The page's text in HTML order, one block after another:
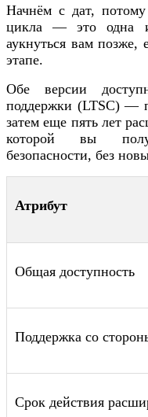
Начнём с дат,
цикла — это одна
аукнуться вам позже,
этапе.
Обе версии
поддержки (LTSC) —
затем еще пять лет
которой вы
безопасности, без
Атрибут
Общая доступность
Поддержка со
Срок действия